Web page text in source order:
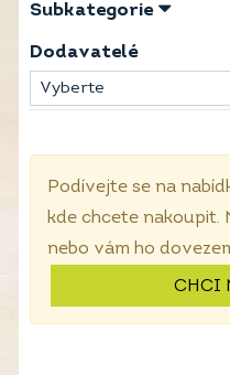
Subkategorie
Dodavatelé
Vyberte
Podívejte se na
kde chcete nakoupit.
nebo vám ho
CHCI